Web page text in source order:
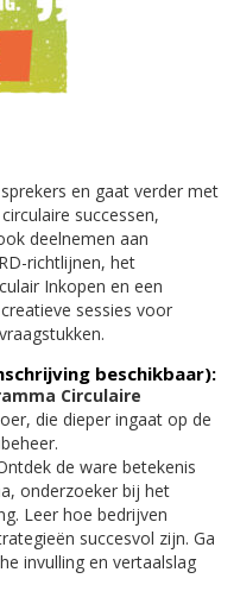
en gaat verder met
successen,
deelnemen aan
richtlijnen, het
Inkopen en een
sessies voor
beschikbaar):
Circulaire
die dieper ingaat op de
de ware betekenis
onderzoeker bij het
Leer hoe bedrijven
succesvol zijn. Ga
invulling en vertaalslag